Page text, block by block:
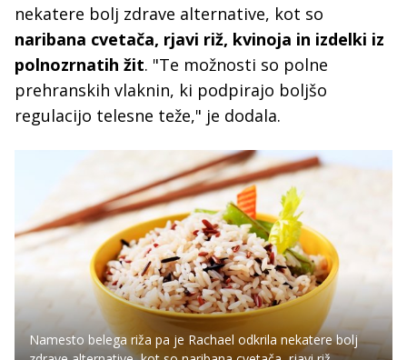
nekatere bolj zdrave alternative, kot so
naribana cvetača, rjavi riž, kvinoja in izdelki iz
polnozrnatih žit. "Te možnosti so polne
prehranskih vlaknin, ki podpirajo boljšo
regulacijo telesne teže," je dodala.
Namesto belega riža pa je Rachael odkrila nekatere bolj